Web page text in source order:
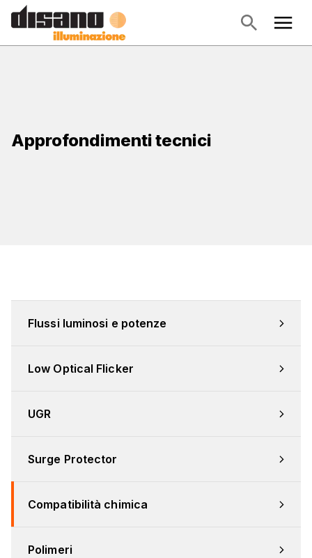
Approfondimenti tecnici
Flussi luminosi e potenze
Low Optical Flicker
UGR
Surge Protector
Compatibilità chimica
Polimeri